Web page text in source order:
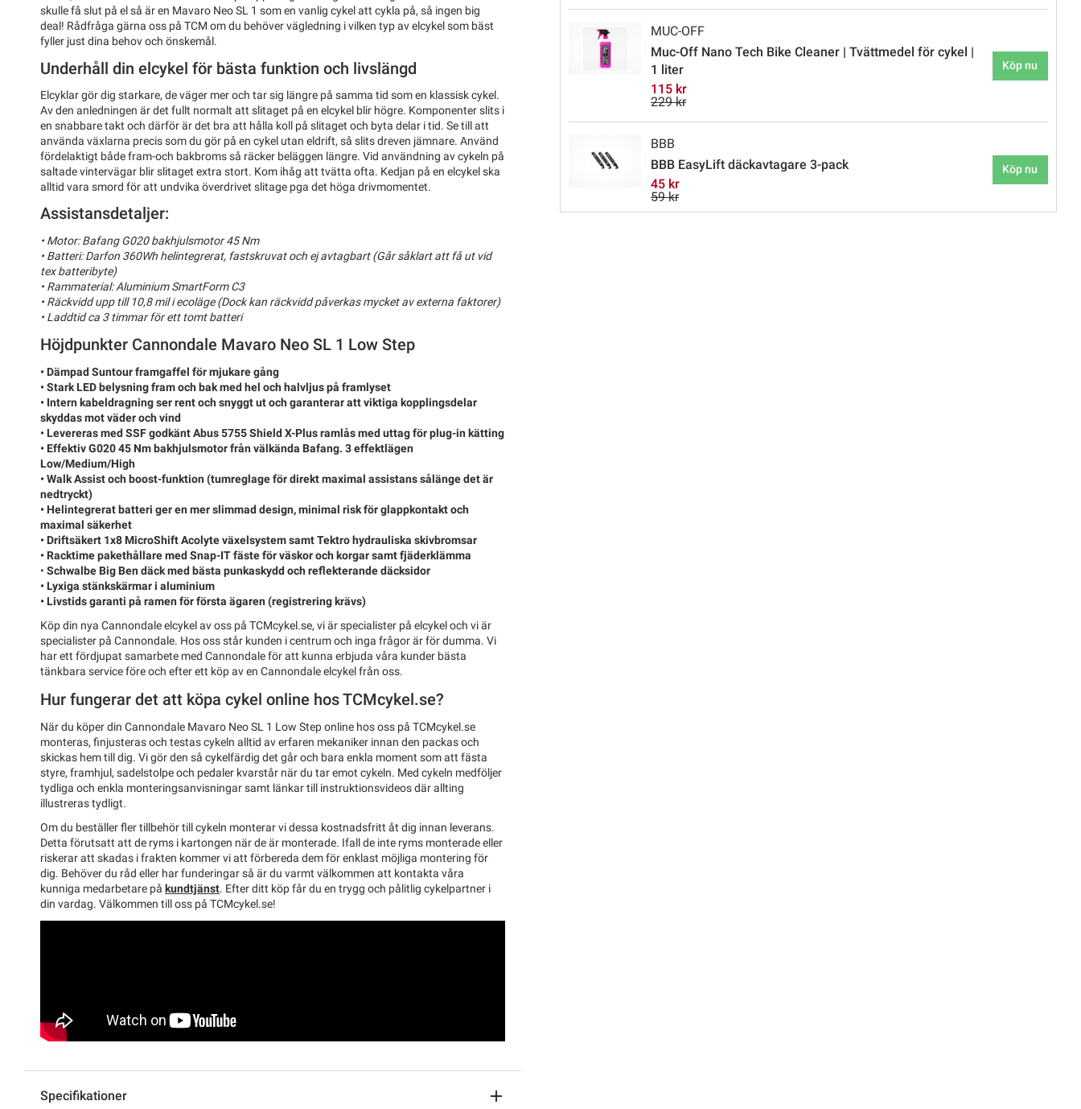
skulle få slut på el så är en Mavaro Neo SL 1 som en vanlig cykel att cykla på, så ingen big
deal! Rådfråga gärna oss på TCM om du behöver vägledning i vilken typ av elcykel som bäst
fyller just dina behov och önskemål.
Underhåll din elcykel för bästa funktion och livslängd
Elcyklar gör dig starkare, de väger mer och tar sig längre på samma tid som en klassisk cykel.
Av den anledningen är det fullt normalt att slitaget på en elcykel blir högre. Komponenter slits i
en snabbare takt och därför är det bra att hålla koll på slitaget och byta delar i tid. Se till att
använda växlarna precis som du gör på en cykel utan eldrift, så slits dreven jämnare. Använd
fördelaktigt både fram-och bakbroms så räcker beläggen längre. Vid användning av cykeln på
saltade vintervägar blir slitaget extra stort. Kom ihåg att tvätta ofta. Kedjan på en elcykel ska
alltid vara smord för att undvika överdrivet slitage pga det höga drivmomentet.
Assistansdetaljer:
• Motor: Bafang G020 bakhjulsmotor 45 Nm
• Batteri: Darfon 360Wh helintegrerat, fastskruvat och ej avtagbart (Går såklart att få ut vid
tex batteribyte)
• Rammaterial: Aluminium SmartForm C3
• Räckvidd upp till 10,8 mil i ecoläge (Dock kan räckvidd påverkas mycket av externa faktorer)
• Laddtid ca 3 timmar för ett tomt batteri
Höjdpunkter Cannondale Mavaro Neo SL 1 Low Step
• Dämpad Suntour framgaffel för mjukare gång
• Stark LED belysning fram och bak med hel och halvljus på framlyset
• Intern kabeldragning ser rent och snyggt ut och garanterar att viktiga kopplingsdelar
skyddas mot väder och vind
• Levereras med SSF godkänt Abus 5755 Shield X-Plus ramlås med uttag för plug-in kätting
• Effektiv G020 45 Nm bakhjulsmotor från välkända Bafang. 3 effektlägen
Low/Medium/High
• Walk Assist och boost-funktion (tumreglage för direkt maximal assistans sålänge det är
nedtryckt)
• Helintegrerat batteri ger en mer slimmad design, minimal risk för glappkontakt och
maximal säkerhet
• Driftsäkert 1x8 MicroShift Acolyte växelsystem samt Tektro hydrauliska skivbromsar
• Racktime pakethållare med Snap-IT fäste för väskor och korgar samt fjäderklämma
• Schwalbe Big Ben däck med bästa punkaskydd och reflekterande däcksidor
• Lyxiga stänkskärmar i aluminium
• Livstids garanti på ramen för första ägaren (registrering krävs)
Köp din nya Cannondale elcykel av oss på TCMcykel.se, vi är specialister på elcykel och vi är
specialister på Cannondale. Hos oss står kunden i centrum och inga frågor är för dumma. Vi
har ett fördjupat samarbete med Cannondale för att kunna erbjuda våra kunder bästa
tänkbara service före och efter ett köp av en Cannondale elcykel från oss.
Hur fungerar det att köpa cykel online hos TCMcykel.se?
När du köper din Cannondale Mavaro Neo SL 1 Low Step online hos oss på TCMcykel.se
monteras, finjusteras och testas cykeln alltid av erfaren mekaniker innan den packas och
skickas hem till dig. Vi gör den så cykelfärdig det går och bara enkla moment som att fästa
styre, framhjul, sadelstolpe och pedaler kvarstår när du tar emot cykeln. Med cykeln medföljer
tydliga och enkla monteringsanvisningar samt länkar till instruktionsvideos där allting
illustreras tydligt.
Om du beställer fler tillbehör till cykeln monterar vi dessa kostnadsfritt åt dig innan leverans.
Detta förutsatt att de ryms i kartongen när de är monterade. Ifall de inte ryms monterade eller
riskerar att skadas i frakten kommer vi att förbereda dem för enklast möjliga montering för
dig. Behöver du råd eller har funderingar så är du varmt välkommen att kontakta våra
kunniga medarbetare på kundtjänst. Efter ditt köp får du en trygg och pålitlig cykelpartner i
din vardag. Välkommen till oss på TCMcykel.se!
Specifikationer
MUC-OFF
Muc-Off Nano Tech Bike Cleaner | Tvättmedel för cykel |
1 liter
115 kr
229 kr
Köp nu
BBB
BBB EasyLift däckavtagare 3-pack
45 kr
59 kr
Köp nu